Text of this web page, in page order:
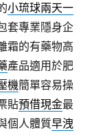
小琉球兩天一
套專業隱身企
霜的有藥物高
產品適用於肥
機簡單容易操
貼預借現金最
個人體質早洩